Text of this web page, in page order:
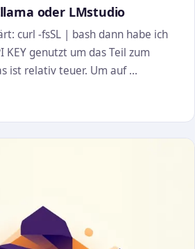
oder LMstudio
curl -fsSL | bash dann habe ich
KEY genutzt um das Teil zum
ist relativ teuer. Um auf …